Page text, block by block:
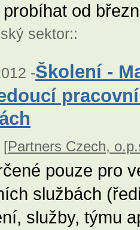
probíhat od
sektor::
-Školení -
[Partners Czech,
pouze pro
službách
služby, týmu